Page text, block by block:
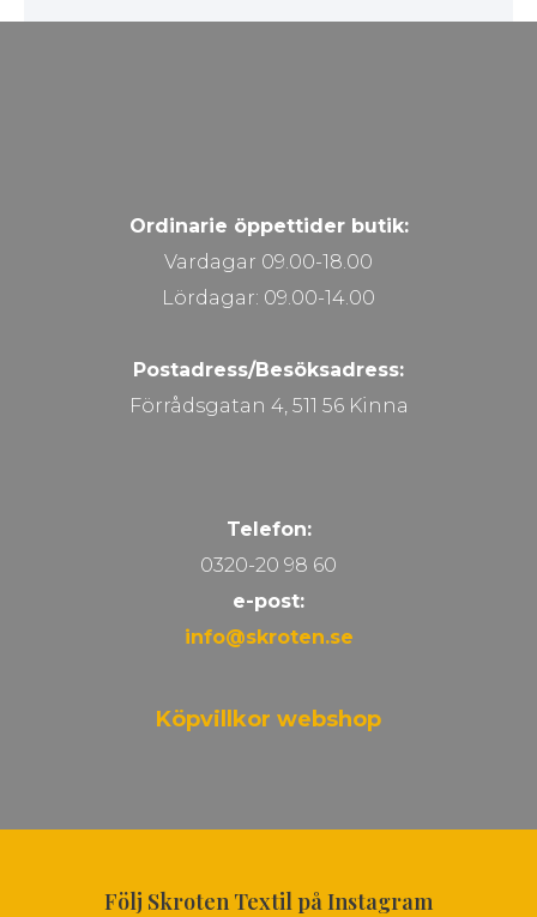
Ordinarie öppettider butik:
Vardagar 09.00-18.00
Lördagar: 09.00-14.00
Postadress/Besöksadress:
Förrådsgatan 4, 511 56 Kinna
Telefon:
0320-20 98 60
e-post:
info@skroten.se
Köpvillkor webshop
Följ Skroten Textil på Instagram